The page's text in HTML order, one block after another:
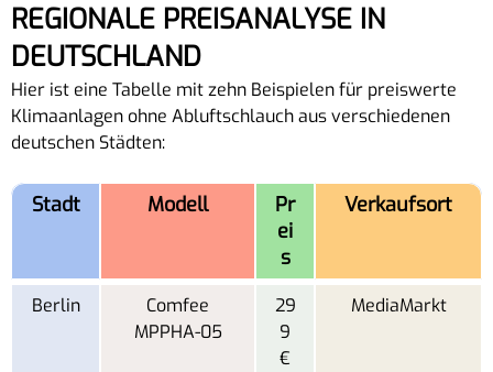
REGIONALE PREISANALYSE IN
DEUTSCHLAND
Hier ist eine Tabelle mit zehn Beispielen für preiswerte
Klimaanlagen ohne Abluftschlauch aus verschiedenen
deutschen Städten:
Stadt Modell
Pr
ei
s
Verkaufsort
Berlin
Comfee
MPPHA-05
29
9
€
MediaMarkt